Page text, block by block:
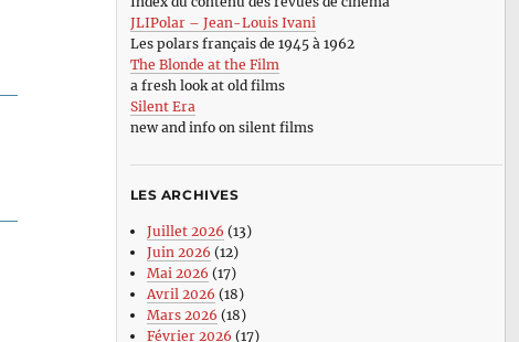
JLIPolar – Jean-Louis Ivani
Les polars français de 1945 à 1962
The Blonde at the Film
a fresh look at old films
Silent Era
new and info on silent films
LES ARCHIVES
Juillet 2026 (13)
Juin 2026 (12)
Mai 2026 (17)
Avril 2026 (18)
Mars 2026 (18)
Février 2026 (17)